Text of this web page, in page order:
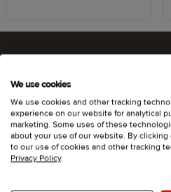
Bist du
We use cookies
We use cookies and other tracking
experience on our website for analytical
marketing. Some uses of these
about your use of our website. By
to our use of cookies and other tracking
Privacy Policy.